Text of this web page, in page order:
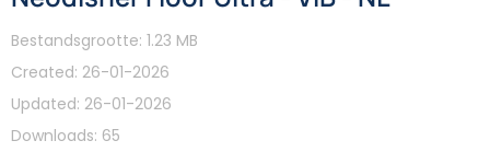
Bestandsgrootte: 1.23 MB
Created: 26-01-2026
Updated: 26-01-2026
Downloads: 65